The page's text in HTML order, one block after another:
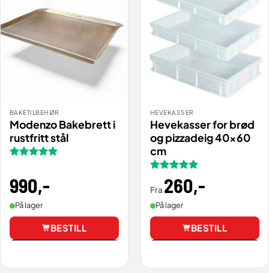
BAKETILBEHØR
Modenzo Bakebrett i
rustfritt stål
990,-
På lager
BESTILL
HEVEKASSER
Hevekasser for brød
og pizzadeig 40×60
cm
Vurdert 5
av 5
Fra 260,-
På lager
BESTILL